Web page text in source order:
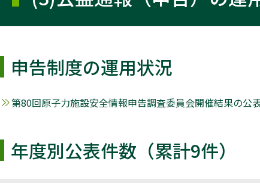
申告制度の運用状況
第80回原子力施設安全情報申告調査委員会開催結果の公
年度別公表件数（累計9件）